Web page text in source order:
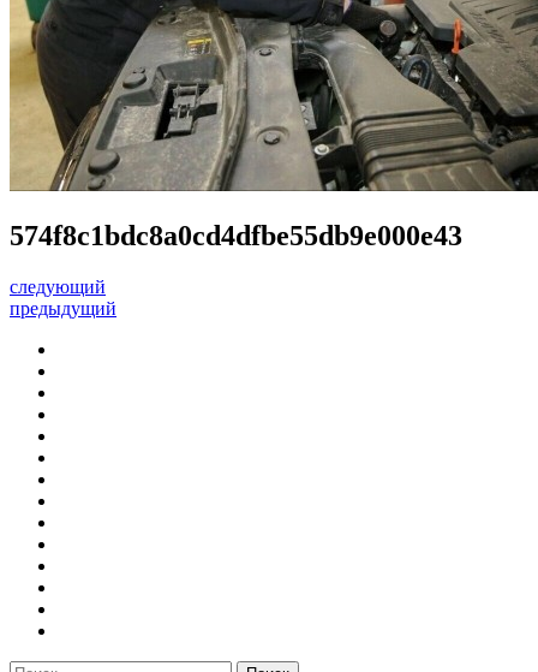
574f8c1bdc8a0cd4dfbe55db9e000e43
следующий
предыдущий